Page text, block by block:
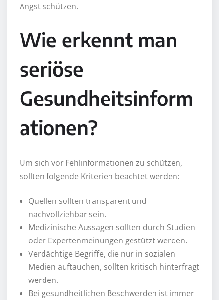
Angst schützen.
Wie erkennt man
seriöse
Gesundheitsinform
ationen?
Um sich vor Fehlinformationen zu schützen,
sollten folgende Kriterien beachtet werden:
Quellen sollten transparent und
nachvollziehbar sein.
Medizinische Aussagen sollten durch Studien
oder Expertenmeinungen gestützt werden.
Verdächtige Begriffe, die nur in sozialen
Medien auftauchen, sollten kritisch hinterfragt
werden.
Bei gesundheitlichen Beschwerden ist immer